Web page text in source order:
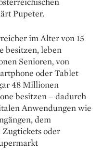
Pupeter.
im Alter von 15
besitzen, leben
Senioren, von
oder Tablet
48 Millionen
besitzen – dadurch
Anwendungen wie
dem
oder